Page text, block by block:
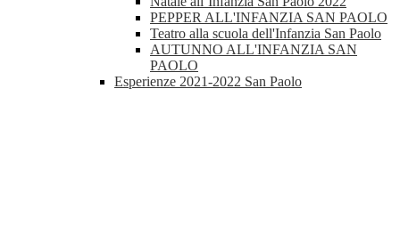
PEPPER ALL'INFANZIA SAN PAOLO
Teatro alla scuola dell'Infanzia San Paolo
AUTUNNO ALL'INFANZIA SAN
PAOLO
Esperienze 2021-2022 San Paolo